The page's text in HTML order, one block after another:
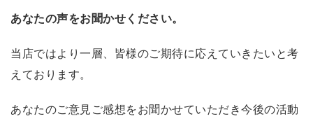
あなたの声をお聞かせください。
当店ではより一層、皆様のご期待に応えていきたいと考
えております。
あなたのご意見ご感想をお聞かせていただき今後の活動